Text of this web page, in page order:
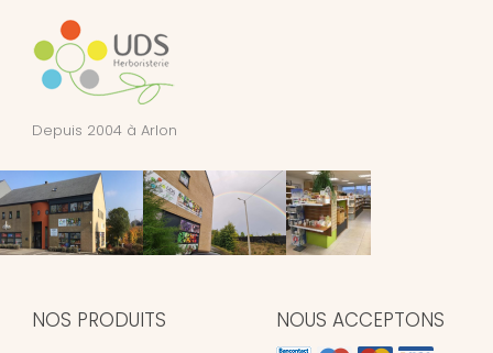
Depuis 2004 à Arlon
NOS PRODUITS NOUS ACCEPTONS